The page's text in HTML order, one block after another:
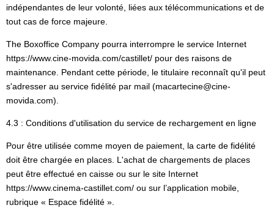
indépendantes de leur volonté, liées aux télécommunications et de
tout cas de force majeure.
The Boxoffice Company pourra interrompre le service Internet
https://www.cine-movida.com/castillet/ pour des raisons de
maintenance. Pendant cette période, le titulaire reconnaît qu'il peut
s'adresser au service fidélité par mail (macartecine@cine-
movida.com).
4.3 : Conditions d'utilisation du service de rechargement en ligne
Pour être utilisée comme moyen de paiement, la carte de fidélité
doit être chargée en places. L'achat de chargements de places
peut être effectué en caisse ou sur le site Internet
https://www.cinema-castillet.com/ ou sur l’application mobile,
rubrique « Espace fidélité ».